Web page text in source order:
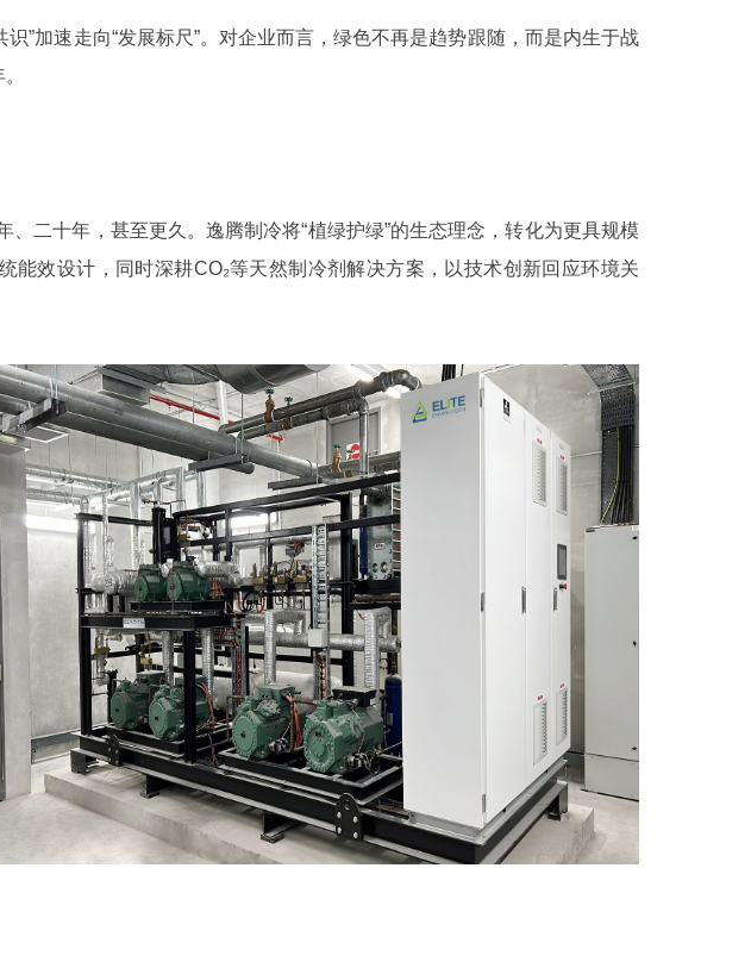
”加速走向“发展标尺”。对企业而言，绿色不再是趋势跟随，而是内生于战
二十年，甚至更久。逸腾制冷将“植绿护绿”的生态理念，转化为更具规模
能效设计，同时深耕CO₂等天然制冷剂解决方案，以技术创新回应环境关